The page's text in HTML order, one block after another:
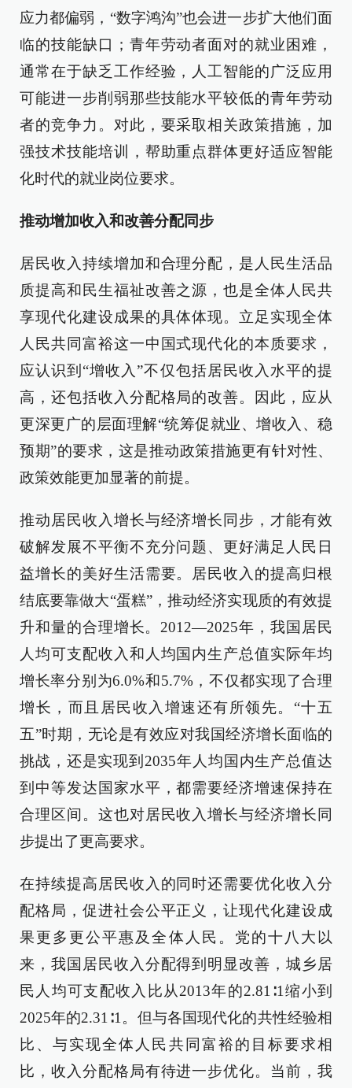
应力都偏弱，“数字鸿沟”也会进一步扩大他们面
临的技能缺口；青年劳动者面对的就业困难，
通常在于缺乏工作经验，人工智能的广泛应用
可能进一步削弱那些技能水平较低的青年劳动
者的竞争力。对此，要采取相关政策措施，加
强技术技能培训，帮助重点群体更好适应智能
化时代的就业岗位要求。
推动增加收入和改善分配同步
居民收入持续增加和合理分配，是人民生活品
质提高和民生福祉改善之源，也是全体人民共
享现代化建设成果的具体体现。立足实现全体
人民共同富裕这一中国式现代化的本质要求，
应认识到“增收入”不仅包括居民收入水平的提
高，还包括收入分配格局的改善。因此，应从
更深更广的层面理解“统筹促就业、增收入、稳
预期”的要求，这是推动政策措施更有针对性、
政策效能更加显著的前提。
推动居民收入增长与经济增长同步，才能有效
破解发展不平衡不充分问题、更好满足人民日
益增长的美好生活需要。居民收入的提高归根
结底要靠做大“蛋糕”，推动经济实现质的有效提
升和量的合理增长。2012—2025年，我国居民
人均可支配收入和人均国内生产总值实际年均
增长率分别为6.0%和5.7%，不仅都实现了合理
增长，而且居民收入增速还有所领先。“十五
五”时期，无论是有效应对我国经济增长面临的
挑战，还是实现到2035年人均国内生产总值达
到中等发达国家水平，都需要经济增速保持在
合理区间。这也对居民收入增长与经济增长同
步提出了更高要求。
在持续提高居民收入的同时还需要优化收入分
配格局，促进社会公平正义，让现代化建设成
果更多更公平惠及全体人民。党的十八大以
来，我国居民收入分配得到明显改善，城乡居
民人均可支配收入比从2013年的2.81∶1缩小到
2025年的2.31∶1。但与各国现代化的共性经验相
比、与实现全体人民共同富裕的目标要求相
比，收入分配格局有待进一步优化。当前，我